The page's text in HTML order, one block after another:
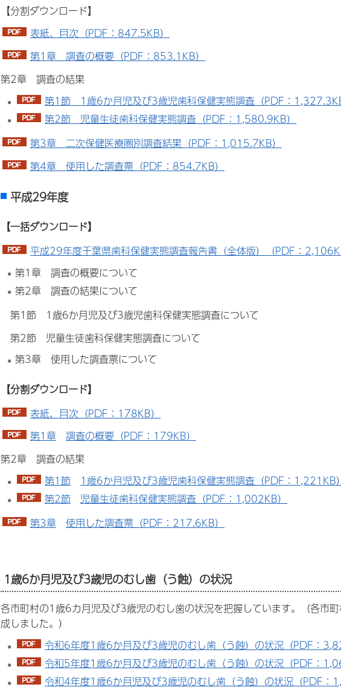
【分割ダウンロード】
表紙、目次（PDF：847.5KB）
第1章 調査の概要（PDF：853.1KB）
第2章 調査の結果
第1節 1歳6か月児及び3歳児歯科保健実態調査（PDF：
第2節 児童生徒歯科保健実態調査（PDF：1,580.9KB）
第3章 二次保健医療圏別調査結果（PDF：1,015.7KB）
第4章 使用した調査票（PDF：854.7KB）
平成29年度
【一括ダウンロード】
平成29年度千葉県歯科保健実態調査報告書（全体版）（PDF：
第1章 調査の概要について
第2章 調査の結果について
第1節 1歳6か月児及び3歳児歯科保健実態調査について
第2節 児童生徒歯科保健実態調査について
第3章 使用した調査票について
【分割ダウンロード】
表紙、目次（PDF：178KB）
第1章
調査の概要 （PDF：179KB）
第2章
調査の結果
第1節
1歳6か月児及び3歳児歯科保健実態調査 （PDF：1,221KB
第2節
児童生徒歯科保健実態調査 （PDF：1,002KB）
第3章
使用した調査票 （PDF：217.6KB）
1歳6か月児及び3歳児のむし歯（う蝕）の状況
各市町村の1歳6カ月児及び3歳児のむし歯の状況を把握しています。（各市
成しました。）
令和6年度1歳6か月及び3歳児のむし歯（う蝕）の状況（PDF：
令和5年度1歳6か月及び3歳児のむし歯（う蝕）の状況（PDF：
令和4年度1歳6か月児及び3歳児のむし歯（う蝕）の状況（PDF：